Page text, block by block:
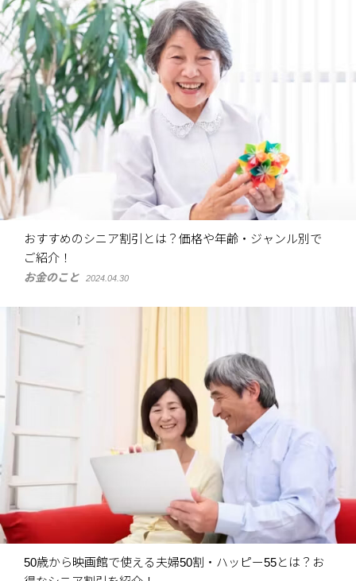
おすすめのシニア割引とは？価格や年齢・ジャンル別で
ご紹介！
お金のこと 2024.04.30
50歳から映画館で使える夫婦50割・ハッピー55とは？お